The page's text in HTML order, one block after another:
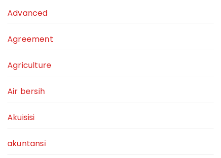
Advanced
Agreement
Agriculture
Air bersih
Akuisisi
akuntansi